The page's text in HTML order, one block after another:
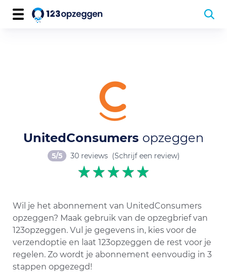
UnitedConsumers opzeggen
5/5 30 reviews (Schrijf een review)
Wil je het abonnement van UnitedConsumers
opzeggen? Maak gebruik van de opzegbrief van
123opzeggen. Vul je gegevens in, kies voor de
verzendoptie en laat 123opzeggen de rest voor je
regelen. Zo wordt je abonnement eenvoudig in 3
stappen opgezegd!